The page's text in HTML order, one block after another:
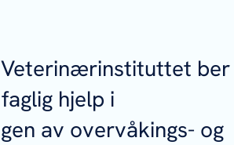
hjelp i
av overvåkings- og